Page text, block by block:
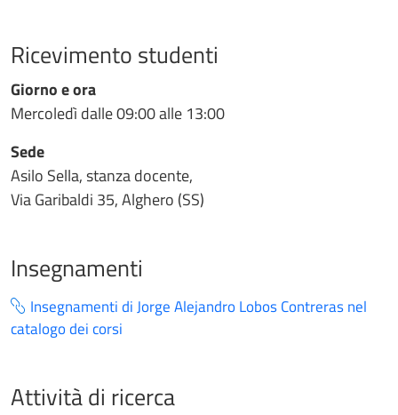
Ricevimento studenti
Giorno e ora
Mercoledì dalle 09:00 alle 13:00
Sede
Asilo Sella, stanza docente,
Via Garibaldi 35, Alghero (SS)
Insegnamenti
Insegnamenti di Jorge Alejandro Lobos Contreras nel
catalogo dei corsi
Attività di ricerca